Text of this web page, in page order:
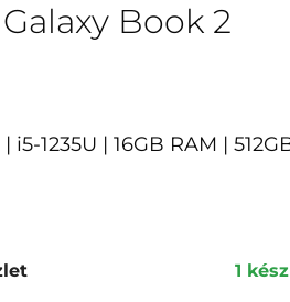
Book 2
| i5-1235U | 16GB RAM |
1